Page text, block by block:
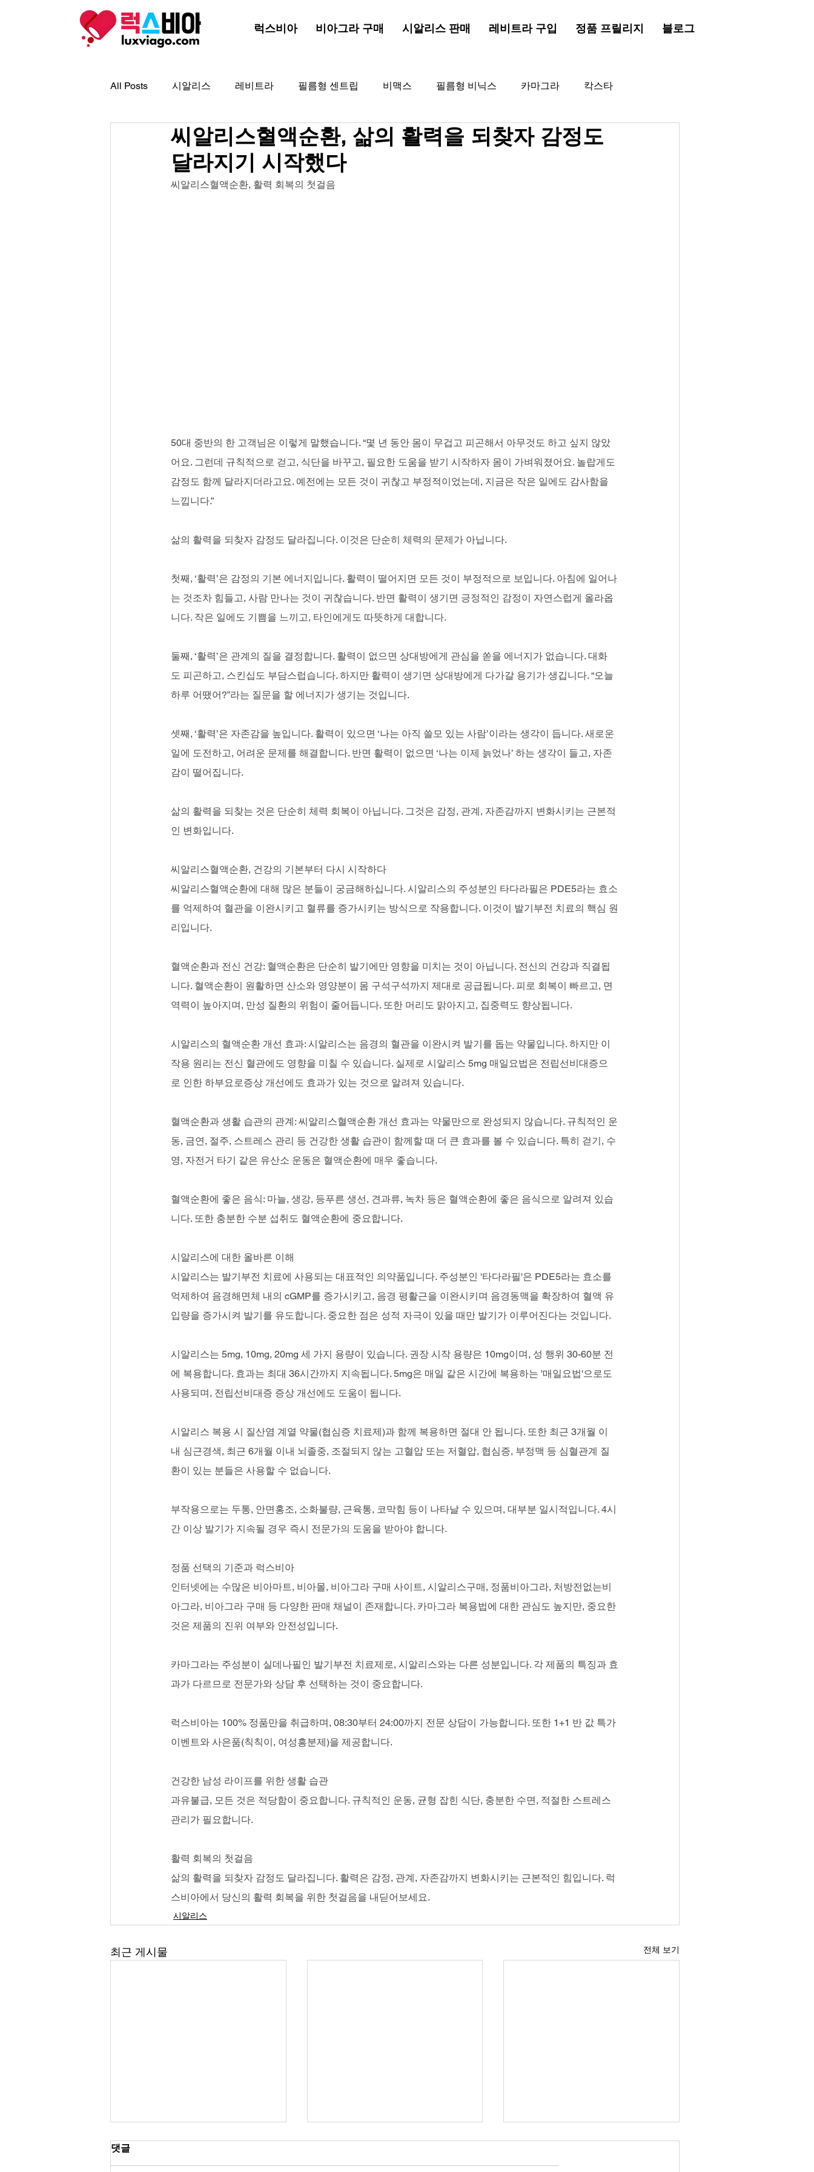
럭스비아 비아그라 구매 시알리스 판매 레비트라 구입 정품 프릴리지 블로그
All Posts 시알리스 레비트라 필름형 센트립 비맥스 필름형 비닉스 카마그라 칵스타
아드레닌 아이코스 골드드래곤 해포쿠 골드비아그라 비아그라 골드시알리스
프로코밀
씨알리스혈액순환, 삶의 활력을 되찾자 감정도
달라지기 시작했다
씨알리스혈액순환, 활력 회복의 첫걸음
50대 중반의 한 고객님은 이렇게 말했습니다. “몇 년 동안 몸이 무겁고 피곤해서 아무것도 하고 싶지 않았
어요. 그런데 규칙적으로 걷고, 식단을 바꾸고, 필요한 도움을 받기 시작하자 몸이 가벼워졌어요. 놀랍게도
감정도 함께 달라지더라고요. 예전에는 모든 것이 귀찮고 부정적이었는데, 지금은 작은 일에도 감사함을
느낍니다.”
삶의 활력을 되찾자 감정도 달라집니다. 이것은 단순히 체력의 문제가 아닙니다.
첫째, ‘활력’은 감정의 기본 에너지입니다. 활력이 떨어지면 모든 것이 부정적으로 보입니다. 아침에 일어나
는 것조차 힘들고, 사람 만나는 것이 귀찮습니다. 반면 활력이 생기면 긍정적인 감정이 자연스럽게 올라옵
니다. 작은 일에도 기쁨을 느끼고, 타인에게도 따뜻하게 대합니다.
둘째, ‘활력’은 관계의 질을 결정합니다. 활력이 없으면 상대방에게 관심을 쏟을 에너지가 없습니다. 대화
도 피곤하고, 스킨십도 부담스럽습니다. 하지만 활력이 생기면 상대방에게 다가갈 용기가 생깁니다. “오늘
하루 어땠어?”라는 질문을 할 에너지가 생기는 것입니다.
셋째, ‘활력’은 자존감을 높입니다. 활력이 있으면 ‘나는 아직 쓸모 있는 사람’이라는 생각이 듭니다. 새로운
일에 도전하고, 어려운 문제를 해결합니다. 반면 활력이 없으면 ‘나는 이제 늙었나’ 하는 생각이 들고, 자존
감이 떨어집니다.
삶의 활력을 되찾는 것은 단순히 체력 회복이 아닙니다. 그것은 감정, 관계, 자존감까지 변화시키는 근본적
인 변화입니다.
씨알리스혈액순환, 건강의 기본부터 다시 시작하다
씨알리스혈액순환에 대해 많은 분들이 궁금해하십니다. 시알리스의 주성분인 타다라필은 PDE5라는 효소
를 억제하여 혈관을 이완시키고 혈류를 증가시키는 방식으로 작용합니다. 이것이 발기부전 치료의 핵심 원
리입니다.
혈액순환과 전신 건강: 혈액순환은 단순히 발기에만 영향을 미치는 것이 아닙니다. 전신의 건강과 직결됩
니다. 혈액순환이 원활하면 산소와 영양분이 몸 구석구석까지 제대로 공급됩니다. 피로 회복이 빠르고, 면
역력이 높아지며, 만성 질환의 위험이 줄어듭니다. 또한 머리도 맑아지고, 집중력도 향상됩니다.
시알리스의 혈액순환 개선 효과: 시알리스는 음경의 혈관을 이완시켜 발기를 돕는 약물입니다. 하지만 이
작용 원리는 전신 혈관에도 영향을 미칠 수 있습니다. 실제로 시알리스 5mg 매일요법은 전립선비대증으
로 인한 하부요로증상 개선에도 효과가 있는 것으로 알려져 있습니다.
혈액순환과 생활 습관의 관계: 씨알리스혈액순환 개선 효과는 약물만으로 완성되지 않습니다. 규칙적인 운
동, 금연, 절주, 스트레스 관리 등 건강한 생활 습관이 함께할 때 더 큰 효과를 볼 수 있습니다. 특히 걷기, 수
영, 자전거 타기 같은 유산소 운동은 혈액순환에 매우 좋습니다.
혈액순환에 좋은 음식: 마늘, 생강, 등푸른 생선, 견과류, 녹차 등은 혈액순환에 좋은 음식으로 알려져 있습
니다. 또한 충분한 수분 섭취도 혈액순환에 중요합니다.
시알리스에 대한 올바른 이해
시알리스는 발기부전 치료에 사용되는 대표적인 의약품입니다. 주성분인 '타다라필'은 PDE5라는 효소를
억제하여 음경해면체 내의 cGMP를 증가시키고, 음경 평활근을 이완시키며 음경동맥을 확장하여 혈액 유
입량을 증가시켜 발기를 유도합니다. 중요한 점은 성적 자극이 있을 때만 발기가 이루어진다는 것입니다.
시알리스는 5mg, 10mg, 20mg 세 가지 용량이 있습니다. 권장 시작 용량은 10mg이며, 성 행위 30-60분 전
에 복용합니다. 효과는 최대 36시간까지 지속됩니다. 5mg은 매일 같은 시간에 복용하는 '매일요법'으로도
사용되며, 전립선비대증 증상 개선에도 도움이 됩니다.
시알리스 복용 시 질산염 계열 약물(협심증 치료제)과 함께 복용하면 절대 안 됩니다. 또한 최근 3개월 이
내 심근경색, 최근 6개월 이내 뇌졸중, 조절되지 않는 고혈압 또는 저혈압, 협심증, 부정맥 등 심혈관계 질
환이 있는 분들은 사용할 수 없습니다.
부작용으로는 두통, 안면홍조, 소화불량, 근육통, 코막힘 등이 나타날 수 있으며, 대부분 일시적입니다. 4시
간 이상 발기가 지속될 경우 즉시 전문가의 도움을 받아야 합니다.
정품 선택의 기준과 럭스비아
인터넷에는 수많은 비아마트, 비아몰, 비아그라 구매 사이트, 시알리스구매, 정품비아그라, 처방전없는비
아그라, 비아그라 구매 등 다양한 판매 채널이 존재합니다. 카마그라 복용법에 대한 관심도 높지만, 중요한
것은 제품의 진위 여부와 안전성입니다.
카마그라는 주성분이 실데나필인 발기부전 치료제로, 시알리스와는 다른 성분입니다. 각 제품의 특징과 효
과가 다르므로 전문가와 상담 후 선택하는 것이 중요합니다.
럭스비아는 100% 정품만을 취급하며, 08:30부터 24:00까지 전문 상담이 가능합니다. 또한 1+1 반 값 특가
이벤트와 사은품(칙칙이, 여성흥분제)을 제공합니다.
건강한 남성 라이프를 위한 생활 습관
과유불급, 모든 것은 적당함이 중요합니다. 규칙적인 운동, 균형 잡힌 식단, 충분한 수면, 적절한 스트레스
관리가 필요합니다.
활력 회복의 첫걸음
삶의 활력을 되찾자 감정도 달라집니다. 활력은 감정, 관계, 자존감까지 변화시키는 근본적인 힘입니다. 럭
스비아에서 당신의 활력 회복을 위한 첫걸음을 내딛어보세요.
시알리스
최근 게시물 전체 보기
댓글